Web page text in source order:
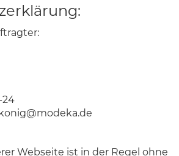
24
Webseite ist in der Regel ohne